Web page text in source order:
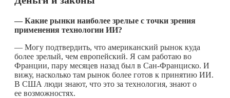
— Какие рынки наиболее зрелые с точки зрения
применения технологии ИИ?
— Могу подтвердить, что американский рынок куда
более зрелый, чем европейский. Я сам работаю во
Франции, пару месяцев назад был в Сан-Франциско. И
вижу, насколько там рынок более готов к принятию ИИ.
В США люди знают, что это за технология, знают о
ее возможностях.